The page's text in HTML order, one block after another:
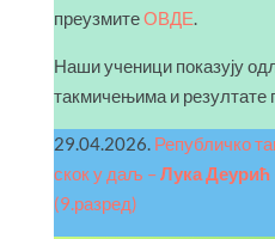
преузмитеОВДЕ.
Наши ученици показују
такмичењима и резултате
29.04.2026. Републичко
скок у даљ –Лука Деурић
(9.разред)